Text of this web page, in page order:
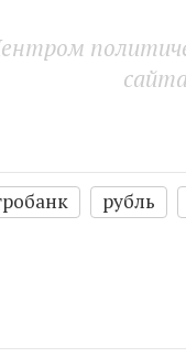
рубль